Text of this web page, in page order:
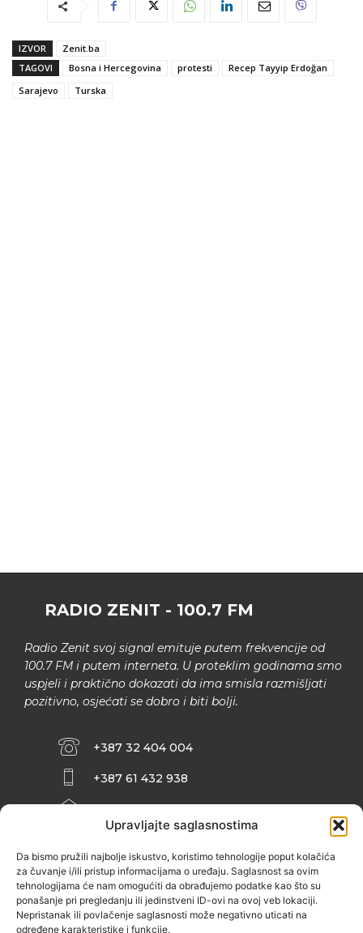
Upravljajte saglasnostima
Da bismo pružili najbolje iskustvo, koristimo tehnologije poput kolačića
za čuvanje i/ili pristup informacijama o uređaju. Saglasnost sa ovim
tehnologijama će nam omogućiti da obrađujemo podatke kao što su
ponašanje pri pregledanju ili jedinstveni ID-ovi na ovoj veb lokaciji.
Nepristanak ili povlačenje saglasnosti može negativno uticati na
određene karakteristike i funkcije.
IZVOR
Zenit.ba
TAGOVI
Bosna i Hercegovina protesti
Recep Tayyip Erdoğan
Sarajevo
Turska
RADIO ZENIT - 100.7 FM
Radio Zenit svoj signal emituje putem frekvencije od
100.7 FM i putem interneta. U proteklim godinama smo
uspjeli i praktično dokazati da ima smisla razmišljati
pozitivno, osjećati se dobro i biti bolji.
+387 32 404 004
+387 61 432 938
INFO@ZENIT.BA
ZENIČANKA, 3. SPRAT), 72000 ZENICA